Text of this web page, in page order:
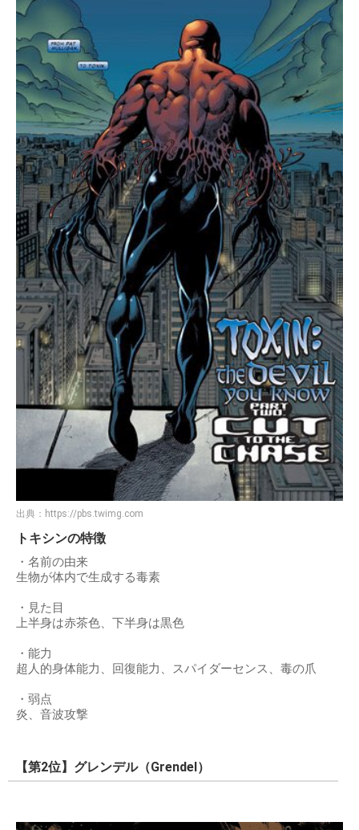
出典： https://pbs.twimg.com
トキシンの特徴
・名前の由来
生物が体内で生成する毒素
・見た目
上半身は赤茶色、下半身は黒色
・能力
超人的身体能力、回復能力、スパイダーセンス、毒の爪
・弱点
炎、音波攻撃
【第2位】グレンデル（Grendel）